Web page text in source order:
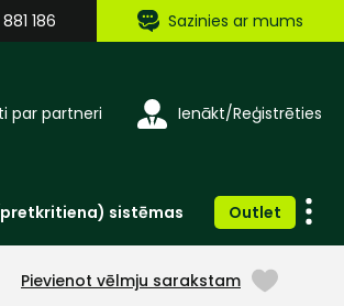
186 Sazinies ar mums
par partneri Ienākt/Reģistrēties
sistēmas Outlet
Pievienot vēlmju sarakstam